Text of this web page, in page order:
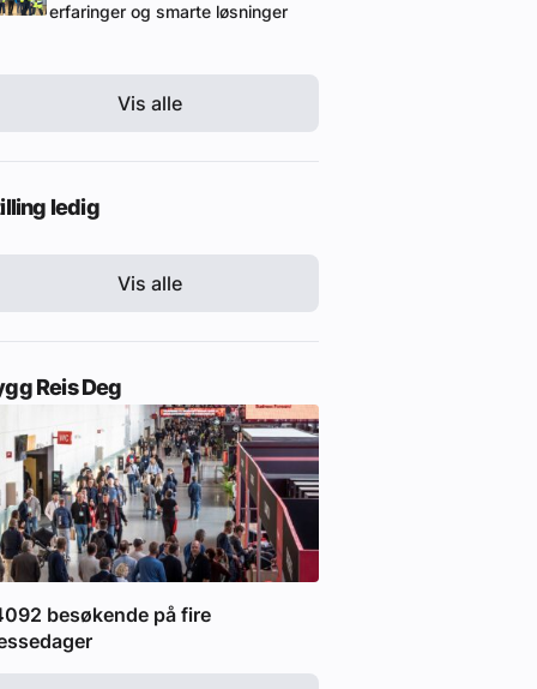
erfaringer og smarte løsninger
Vis alle
ledig
Vis alle
Reis Deg
besøkende på fire